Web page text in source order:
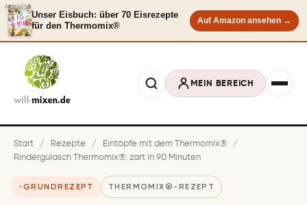
Anzeige
Unser Eisbuch: über 70 Eisrezepte
für den Thermomix®
Auf Amazon ansehen →
MEIN BEREICH
Start / Rezepte / Eintöpfe mit dem Thermomix®
/
Rindergulasch Thermomix®: zart in 90 Minuten
GRUNDREZEPT THERMOMIX®-REZEPT